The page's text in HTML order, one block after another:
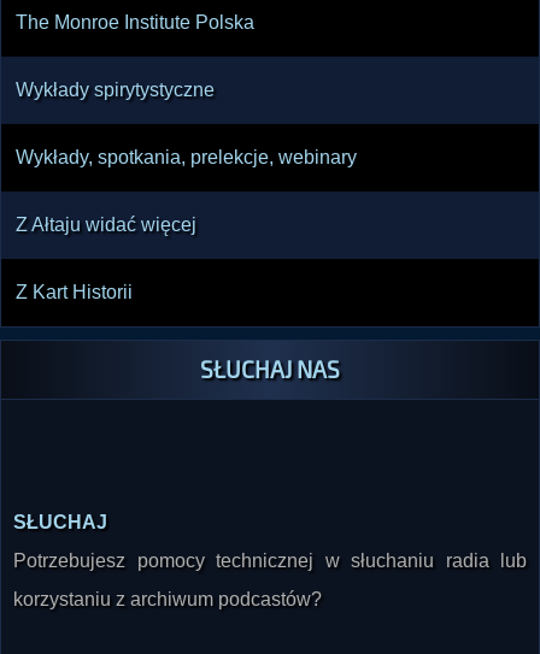
The Monroe Institute Polska
Wykłady spirytystyczne
Wykłady, spotkania, prelekcje, webinary
Z Ałtaju widać więcej
Z Kart Historii
SŁUCHAJ NAS
Potrzebujesz pomocy technicznej w słuchaniu radia lub
korzystaniu z archiwum podcastów?